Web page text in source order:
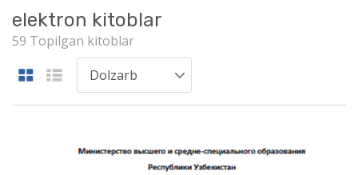
elektron kitoblar
59 Topilgan kitoblar